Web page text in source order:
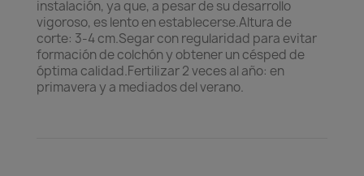
instalación, ya que, a pesar de su desarrollo
vigoroso, es lento en establecerse.Altura de
corte: 3-4 cm.Segar con regularidad para evitar
formación de colchón y obtener un césped de
óptima calidad.Fertilizar 2 veces al año: en
primavera y a mediados del verano.